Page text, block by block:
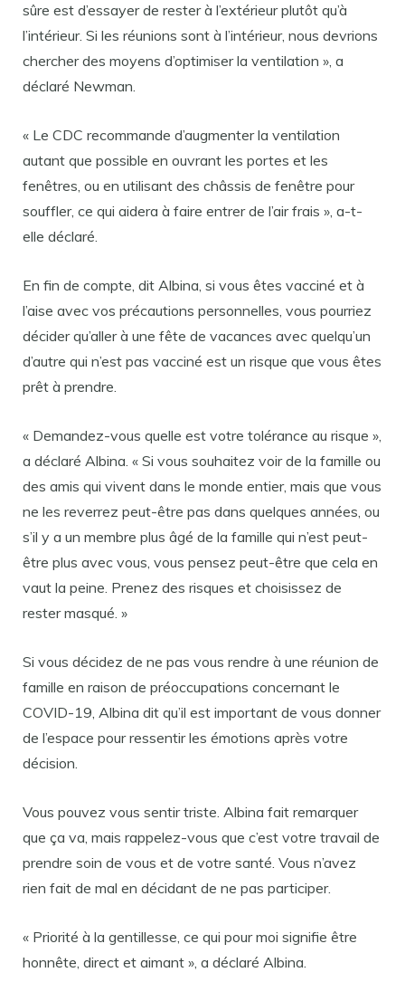
sûre est d’essayer de rester à l’extérieur plutôt qu’à
l’intérieur. Si les réunions sont à l’intérieur, nous devrions
chercher des moyens d’optimiser la ventilation », a
déclaré Newman.
« Le CDC recommande d’augmenter la ventilation
autant que possible en ouvrant les portes et les
fenêtres, ou en utilisant des châssis de fenêtre pour
souffler, ce qui aidera à faire entrer de l’air frais », a-t-
elle déclaré.
En fin de compte, dit Albina, si vous êtes vacciné et à
l’aise avec vos précautions personnelles, vous pourriez
décider qu’aller à une fête de vacances avec quelqu’un
d’autre qui n’est pas vacciné est un risque que vous êtes
prêt à prendre.
« Demandez-vous quelle est votre tolérance au risque »,
a déclaré Albina. « Si vous souhaitez voir de la famille ou
des amis qui vivent dans le monde entier, mais que vous
ne les reverrez peut-être pas dans quelques années, ou
s’il y a un membre plus âgé de la famille qui n’est peut-
être plus avec vous, vous pensez peut-être que cela en
vaut la peine. Prenez des risques et choisissez de
rester masqué. »
Si vous décidez de ne pas vous rendre à une réunion de
famille en raison de préoccupations concernant le
COVID-19, Albina dit qu’il est important de vous donner
de l’espace pour ressentir les émotions après votre
décision.
Vous pouvez vous sentir triste. Albina fait remarquer
que ça va, mais rappelez-vous que c’est votre travail de
prendre soin de vous et de votre santé. Vous n’avez
rien fait de mal en décidant de ne pas participer.
« Priorité à la gentillesse, ce qui pour moi signifie être
honnête, direct et aimant », a déclaré Albina.